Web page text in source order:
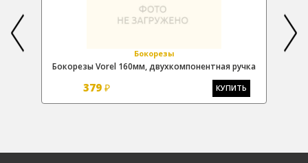
Бокорезы
Бокорезы Vorel 160мм, двухкомпонентная ручка
379 ₽ КУПИТЬ